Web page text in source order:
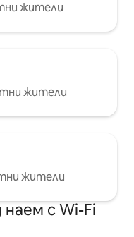
жители
жители
жители
с Wi-Fi